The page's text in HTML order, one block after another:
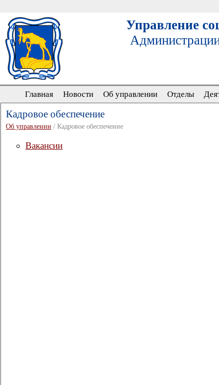
Управление
Главная Новости Об управлении Отделы
Кадровое обеспечение
Об управлении / Кадровое обеспечение
Вакансии